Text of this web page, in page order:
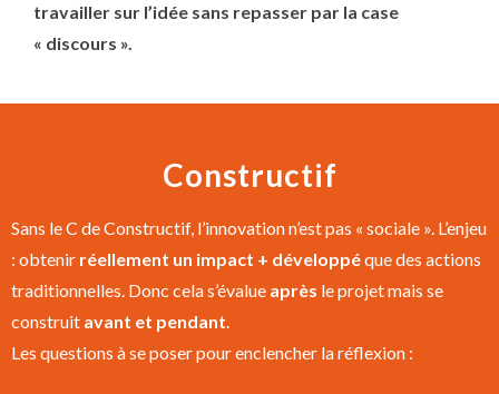
travailler sur l’idée sans repasser par la case
« discours ».
Constructif
Sans le C de Constructif, l’innovation n’est pas « sociale ». L’enjeu
: obtenir réellement un impact + développéque des actions
traditionnelles. Donc cela s’évalue après le projet mais se
construit avant et pendant.
Les questions à se poser pour enclencher la réflexion :